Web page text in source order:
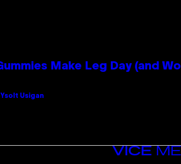
Make Leg Day (and
Ysolt Usigan
VICE
MEDIA